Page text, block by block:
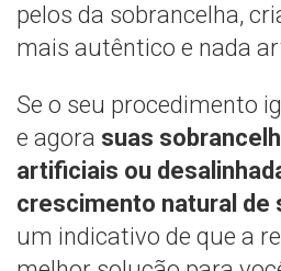
pelos da sobrancelha,
mais autêntico e nada
Se o seu procedimento
e agora suas
artificiais ou
crescimento natural de
um indicativo de que a